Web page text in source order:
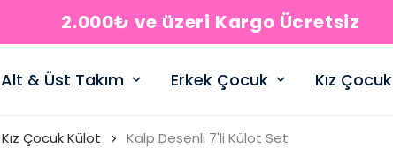
2.000₺ ve üzeri Kargo Ücretsiz
Alt & Üst Takım Erkek Çocuk Kız Çocuk
Kız Çocuk Külot Kalp Desenli 7'li Külot Set